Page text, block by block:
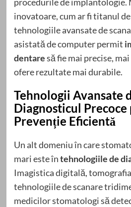
inovatoare, cum ar fi titanul
tehnologiile avansate de
asistată de computer permit
dentaresă fie mai precise,
ofere rezultate mai durabile.
Tehnologii Avansate
Diagnosticul
Prevenție Eficientă
Un alt domeniu în care
mari este întehnologiile de
Imagistica digitală,
tehnologiile de scanare
medicilor stomatologi să